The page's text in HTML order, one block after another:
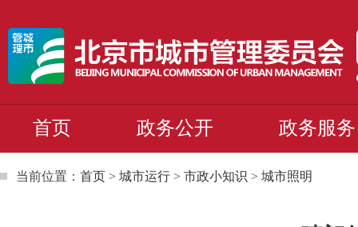
首页 政务公开 政务服务
当前位置： 首页 > 城市运行 > 市政小知识 > 城市照明